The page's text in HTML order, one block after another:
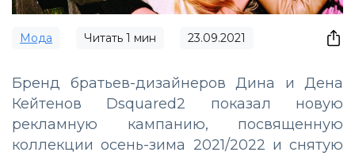
Мода Читать 1 мин 23.09.2021
Бренд братьев-дизайнеров Дина и Дена
Кейтенов Dsquared2 показал новую
рекламную кампанию, посвященную
коллекции осень-зима 2021/2022 и снятую